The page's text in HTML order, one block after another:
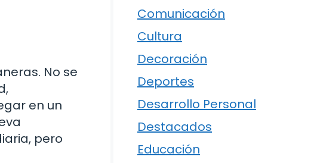
No se
en un
pero
Comunicación
Cultura
Decoración
Deportes
Desarrollo Personal
Destacados
Educación